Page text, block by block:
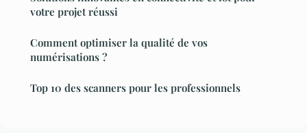
votre projet réussi
Comment optimiser la qualité de vos
numérisations ?
Top 10 des scanners pour les professionnels